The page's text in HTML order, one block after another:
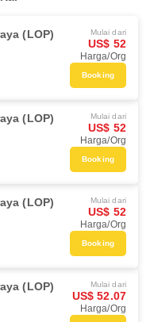
(LOP) Mulai dari
US$ 52
Harga/Org
Booking
(LOP) Mulai dari
US$ 52
Harga/Org
Booking
(LOP) Mulai dari
US$ 52
Harga/Org
Booking
(LOP) Mulai dari
US$ 52.07
Harga/Org